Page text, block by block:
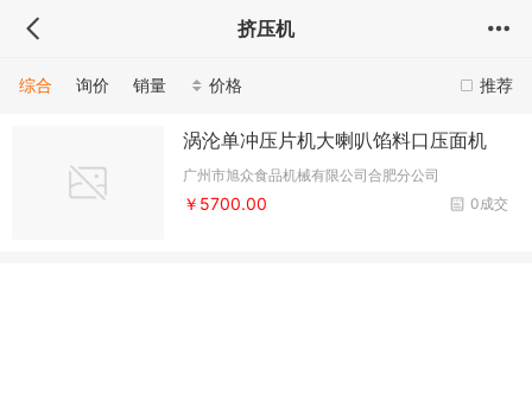
挤压机
推荐
综合 询价 销量 价格
涡沦单冲压片机大喇叭馅料口压面机
广州市旭众食品机械有限公司合肥分公司
0成交
￥5700.00